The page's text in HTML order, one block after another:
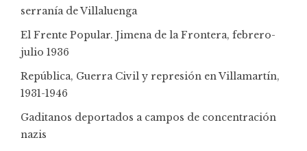
serranía de Villaluenga
El Frente Popular. Jimena de la Frontera, febrero-
julio 1936
República, Guerra Civil y represión en Villamartín,
1931-1946
Gaditanos deportados a campos de concentración
nazis